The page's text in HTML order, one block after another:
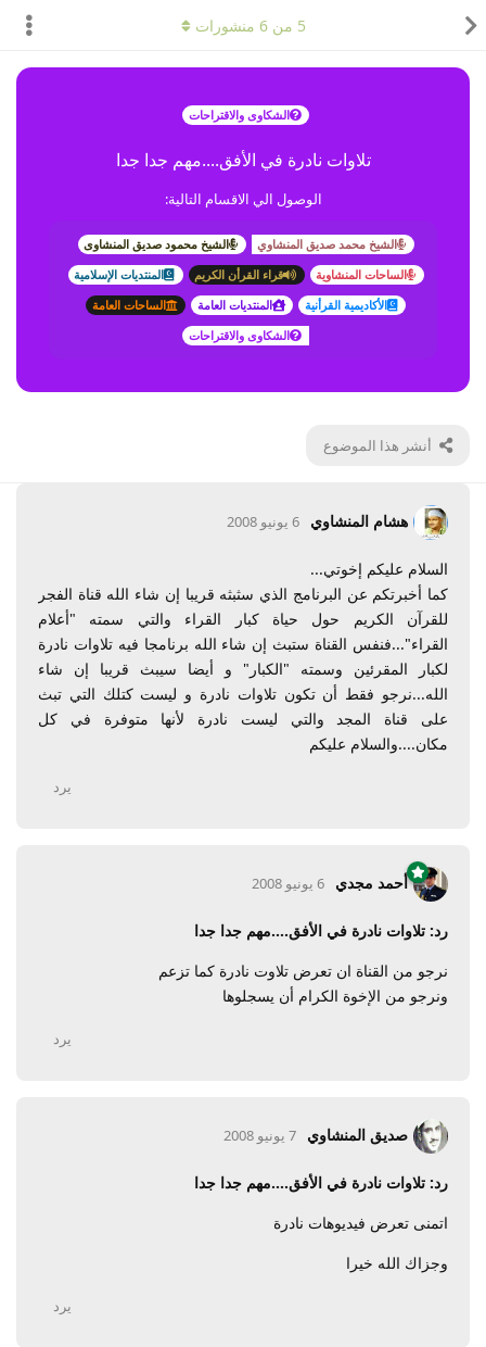
الشكاوى والاقتراحات
تلاوات نادرة في الأفق....مهم جدا جدا
الوصول الي الاقسام التالية:
الشيخ محمد صديق المنشاوي
الشيخ محمود صديق المنشاوى
الساحات المنشاوية
قراء القرأن الكريم
المنتديات الإسلامية
الأكاديمية القرأنية
المنتديات العامة
الساحات العامة
الشكاوى والاقتراحات
أنشر هذا الموضوع
5 من6 منشورات
هشام المنشاوي 6 يونيو 2008
السلام عليكم إخوتي...
كما أخبرتكم عن البرنامج الذي سثبثه قريبا إن شاء الله قناة الفجر
للقرآن الكريم حول حياة كبار القراء والتي سمته "أعلام
القراء"...فنفس القناة ستبث إن شاء الله برنامجا فيه تلاوات نادرة
لكبار المقرئين وسمته "الكبار" و أيضا سيبث قريبا إن شاء
الله...نرجو فقط أن تكون تلاوات نادرة و ليست كتلك التي تبث
على قناة المجد والتي ليست نادرة لأنها متوفرة في كل
مكان....والسلام عليكم
يرد
أحمد مجدي 6 يونيو 2008
رد: تلاوات نادرة في الأفق....مهم جدا جدا
نرجو من القناة ان تعرض تلاوت نادرة كما تزعم
ونرجو من الإخوة الكرام أن يسجلوها
يرد
صديق المنشاوي 7 يونيو 2008
رد: تلاوات نادرة في الأفق....مهم جدا جدا
اتمنى تعرض فيديوهات نادرة
وجزاك الله خيرا
يرد